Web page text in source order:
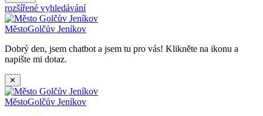
rozšířené vyhledávání
MěstoGolčův Jeníkov
Dobrý den, jsem chatbot a jsem tu pro vás! Klikněte na ikonu a
napište mi dotaz.
✕
MěstoGolčův Jeníkov